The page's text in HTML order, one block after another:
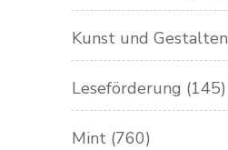
Kunst und Gestalten
Leseförderung (145)
Mint (760)